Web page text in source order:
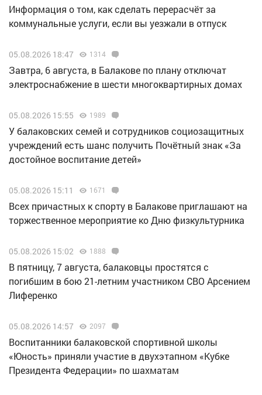
Информация о том, как сделать перерасчёт за
коммунальные услуги, если вы уезжали в отпуск
05.08.2026 18:47 1314
Завтра, 6 августа, в Балакове по плану отключат
электроснабжение в шести многоквартирных домах
05.08.2026 15:55 1989
У балаковских семей и сотрудников социозащитных
учреждений есть шанс получить Почётный знак «За
достойное воспитание детей»
05.08.2026 15:11 1671
Всех причастных к спорту в Балакове приглашают на
торжественное мероприятие ко Дню физкультурника
05.08.2026 15:02 1888
В пятницу, 7 августа, балаковцы простятся с
погибшим в бою 21-летним участником СВО Арсением
Лиференко
05.08.2026 14:57 2097
Воспитанники балаковской спортивной школы
«Юность» приняли участие в двухэтапном «Кубке
Президента Федерации» по шахматам